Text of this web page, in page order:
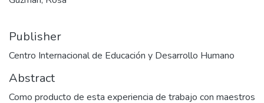
Publisher
Centro Internacional de Educación y Desarrollo Humano
Abstract
Como producto de esta experiencia de trabajo con maestros